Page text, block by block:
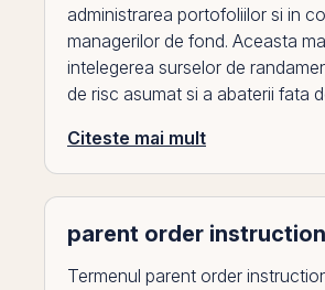
administrarea portofoliilor si in
managerilor de fond. Aceasta
intelegerea surselor de
de risc asumat si a abaterii fata
Citeste mai mult
parent order instruction
Termenul parent order